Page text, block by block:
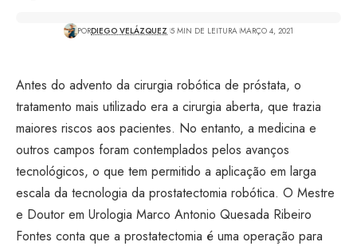
PORDIEGO VELÁZQUEZ 5 MIN DE LEITURA MARÇO 4, 2021
Antes do advento da cirurgia robótica de próstata, o
tratamento mais utilizado era a cirurgia aberta, que trazia
maiores riscos aos pacientes. No entanto, a medicina e
outros campos foram contemplados pelos avanços
tecnológicos, o que tem permitido a aplicação em larga
escala da tecnologia da prostatectomia robótica. O Mestre
e Doutor em Urologia Marco Antonio Quesada Ribeiro
Fontes conta que a prostatectomia é uma operação para